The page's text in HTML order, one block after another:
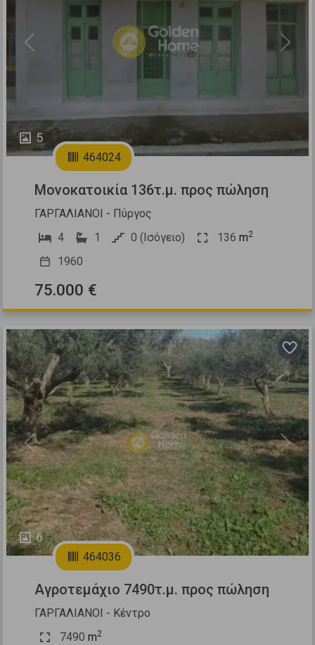
5
Previous Next
464024
Μονοκατοικία 136τ.μ. προς πώληση
ΓΑΡΓΑΛΙΑΝΟΙ - Πύργος
4
1 0 (Ισόγειο) 136 m2
1960
75.000 €
6
Previous Next
464036
Αγροτεμάχιο 7490τ.μ. προς πώληση
ΓΑΡΓΑΛΙΑΝΟΙ - Κέντρο
7490 m2